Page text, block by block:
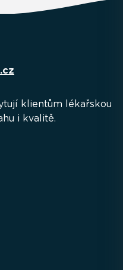
klientům lékařskou
i kvalitě.